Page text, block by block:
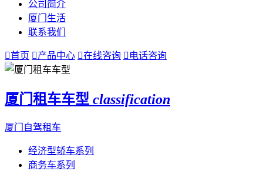
公司简介
厦门生活
联系我们
首页 产品中心 在线咨询  电话咨询
厦门租车车型 classification
厦门自驾租车
经济型轿车系列
商务车系列